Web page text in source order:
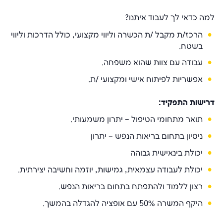
למה כדאי לך לעבוד איתנו?
הרכז/ת מקבל /ת הכשרה וליווי מקצועי, כולל הדרכות וליווי
בשטח.
עבודה עם צוות שהוא משפחה.
אפשריות לפיתוח אישי ומקצועי /ת.
דרישות התפקיד:
תואר מתחומי הטיפול – יתרון משמעותי.
ניסיון בתחום בריאות הנפש – יתרון
יכולת בינאישית גבוהה
יכולת לעבודה עצמאית, גמישות, יוזמה וחשיבה יצירתית.
רצון ללמוד ולהתפתח בתחום בריאות הנפש.
היקף המשרה 50% עם אופציה להגדלה בהמשך.